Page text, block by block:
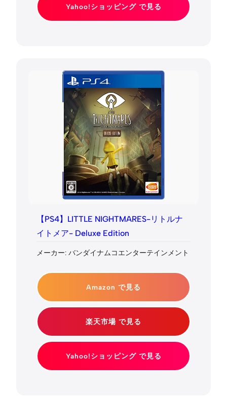
Yahoo!ショッピング で見る
【PS4】LITTLE NIGHTMARES-リトルナ
イトメア- Deluxe Edition
メーカー: バンダイナムコエンターテインメント
Amazon で見る
楽天市場 で見る
Yahoo!ショッピング で見る